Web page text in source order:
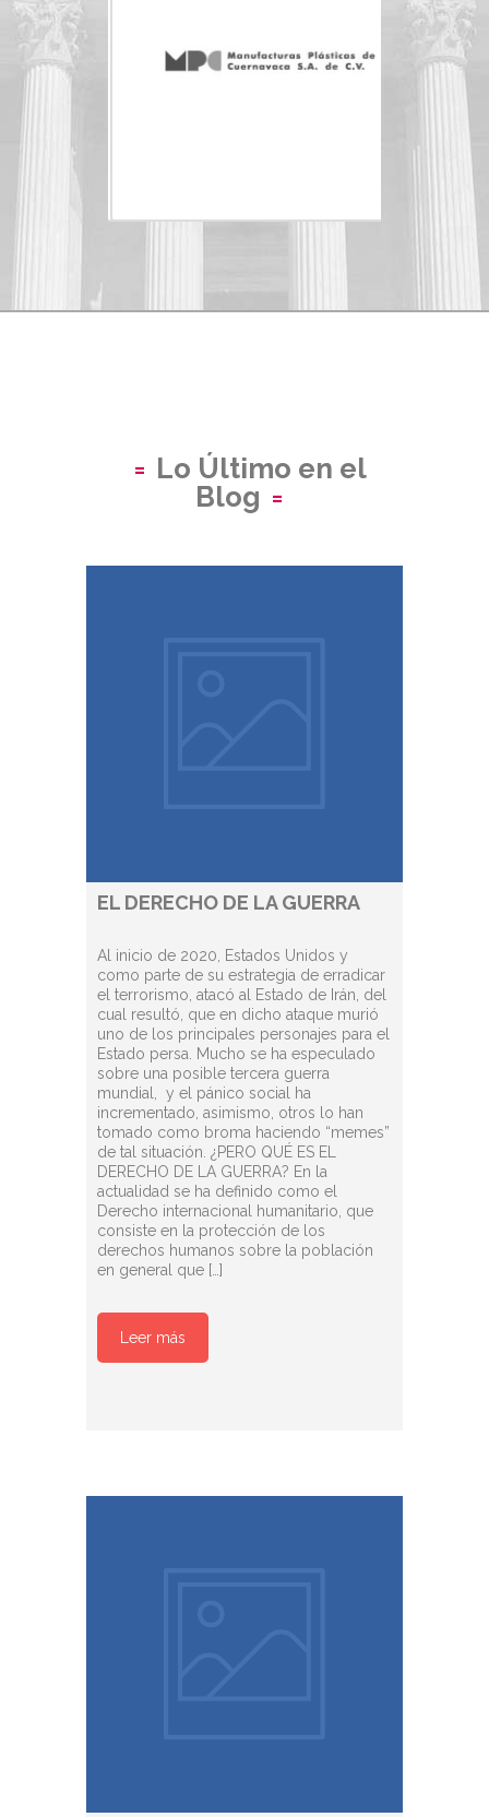
Lo Último en el
Blog
EL DERECHO DE LA GUERRA
Al inicio de 2020, Estados Unidos y
como parte de su estrategia de erradicar
el terrorismo, atacó al Estado de Irán, del
cual resultó, que en dicho ataque murió
uno de los principales personajes para el
Estado persa. Mucho se ha especulado
sobre una posible tercera guerra
mundial, y el pánico social ha
incrementado, asimismo, otros lo han
tomado como broma haciendo “memes”
de tal situación. ¿PERO QUÉ ES EL
DERECHO DE LA GUERRA? En la
actualidad se ha definido como el
Derecho internacional humanitario, que
consiste en la protección de los
derechos humanos sobre la población
en general que […]
Leer más